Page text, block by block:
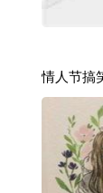
情人节搞